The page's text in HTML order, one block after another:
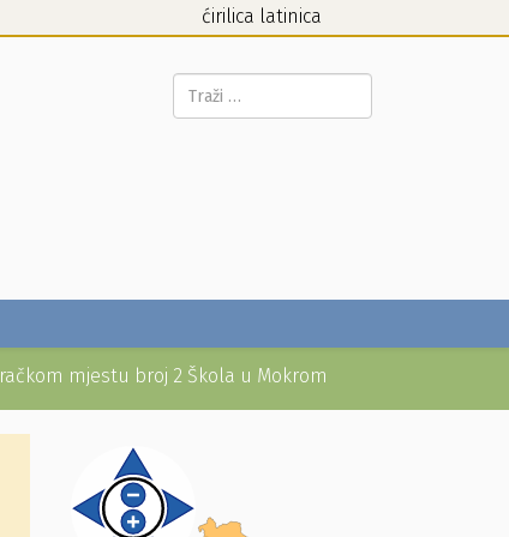
ćirilica latinica
Pretraga...
mjestu broj 2 Škola u Mokrom